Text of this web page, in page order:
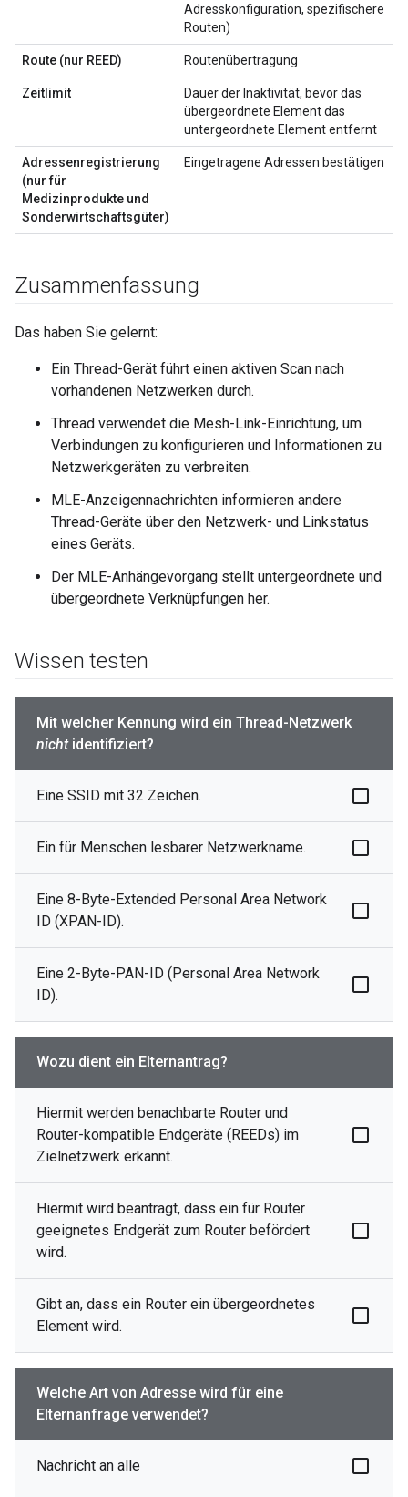
Adresskonfiguration, spezifischere
Routen)
Route (nur REED) Routenübertragung
Zeitlimit
Dauer der Inaktivität, bevor das
übergeordnete Element das
untergeordnete Element entfernt
Adressenregistrierung
(nur für
Medizinprodukte und
Sonderwirtschaftsgüter)
Eingetragene Adressen bestätigen
Zusammenfassung
Das haben Sie gelernt:
Ein Thread-Gerät führt einen aktiven Scan nach
vorhandenen Netzwerken durch.
Thread verwendet die Mesh-Link-Einrichtung, um
Verbindungen zu konfigurieren und Informationen zu
Netzwerkgeräten zu verbreiten.
MLE-Anzeigennachrichten informieren andere
Thread-Geräte über den Netzwerk- und Linkstatus
eines Geräts.
Der MLE-Anhängevorgang stellt untergeordnete und
übergeordnete Verknüpfungen her.
Wissen testen
Mit welcher Kennung wird ein Thread-Netzwerk
nichtidentifiziert?
Eine SSID mit 32 Zeichen.
Ein für Menschen lesbarer Netzwerkname.
Eine 8-Byte-Extended Personal Area Network
ID (XPAN-ID).
Eine 2-Byte-PAN-ID (Personal Area Network
ID).
Wozu dient ein Elternantrag?
Hiermit werden benachbarte Router und
Router-kompatible Endgeräte (REEDs) im
Zielnetzwerk erkannt.
Hiermit wird beantragt, dass ein für Router
geeignetes Endgerät zum Router befördert
wird.
Gibt an, dass ein Router ein übergeordnetes
Element wird.
Welche Art von Adresse wird für eine
Elternanfrage verwendet?
Nachricht an alle